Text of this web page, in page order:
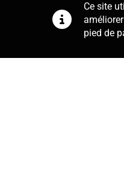
Ce site
pied de